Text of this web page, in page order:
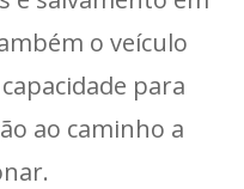
o veículo
para
ao caminho a